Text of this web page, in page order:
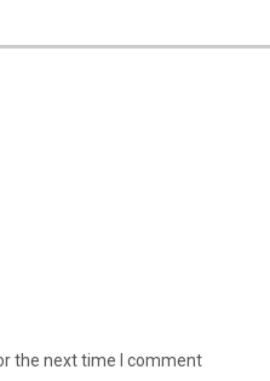
the next time I comment